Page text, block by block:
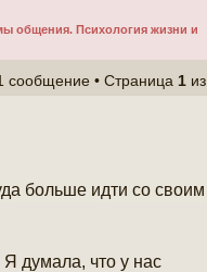
общения. Психология жизни и
сообщение • Страница 1 из
больше идти со своим
думала, что у нас